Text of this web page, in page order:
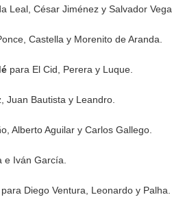
Leal, César Jiménez y Salvador Vega.
Castella y Morenito de Aranda.
para El Cid, Perera y Luque.
Juan Bautista y Leandro.
Alberto Aguilar y Carlos Gallego.
e Iván García.
para Diego Ventura, Leonardo y Palha.